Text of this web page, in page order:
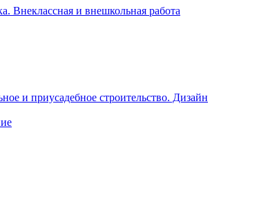
Внеклассная и внешкольная работа
и приусадебное строительство. Дизайн